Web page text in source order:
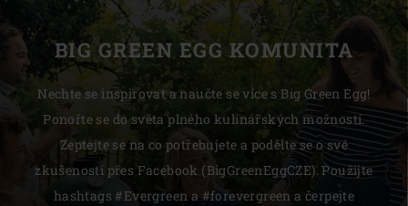
BIG GREEN EGG KOMUNITA
Nechte se inspirovat a naučte se více s Big Green Egg!
Ponořte se do světa plného kulinářských možností.
Zeptejte se na co potřebujete a podělte se o své
zkušenosti přes Facebook (BigGreenEggCZE). Použijte
hashtags #Evergreen a #forevergreen a čerpejte